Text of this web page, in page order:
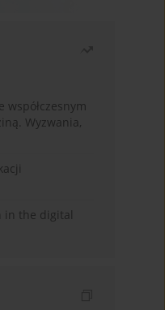
współczesnym
Wyzwania,
in the digital